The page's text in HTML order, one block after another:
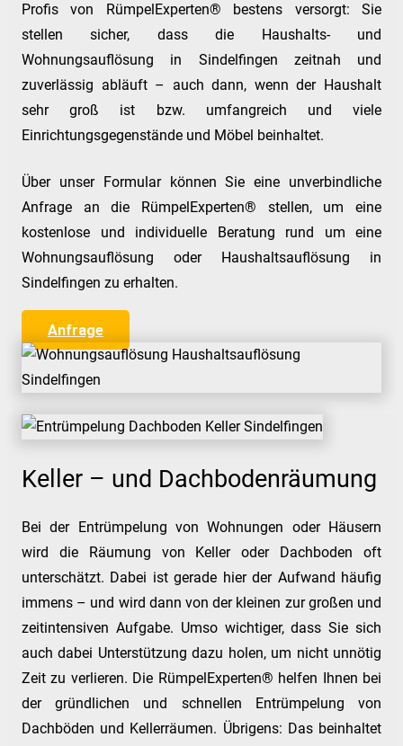
Profis von RümpelExperten® bestens versorgt: Sie
stellen sicher, dass die Haushalts- und
Wohnungsauflösung in Sindelfingen zeitnah und
zuverlässig abläuft – auch dann, wenn der Haushalt
sehr groß ist bzw. umfangreich und viele
Einrichtungsgegenstände und Möbel beinhaltet.
Über unser Formular können Sie eine unverbindliche
Anfrage an die RümpelExperten® stellen, um eine
kostenlose und individuelle Beratung rund um eine
Wohnungsauflösung oder Haushaltsauflösung in
Sindelfingen zu erhalten.
Anfrage
Keller – und Dachbodenräumung
Bei der Entrümpelung von Wohnungen oder Häusern
wird die Räumung von Keller oder Dachboden oft
unterschätzt. Dabei ist gerade hier der Aufwand häufig
immens – und wird dann von der kleinen zur großen und
zeitintensiven Aufgabe. Umso wichtiger, dass Sie sich
auch dabei Unterstützung dazu holen, um nicht unnötig
Zeit zu verlieren. Die RümpelExperten® helfen Ihnen bei
der gründlichen und schnellen Entrümpelung von
Dachböden und Kellerräumen. Übrigens: Das beinhaltet